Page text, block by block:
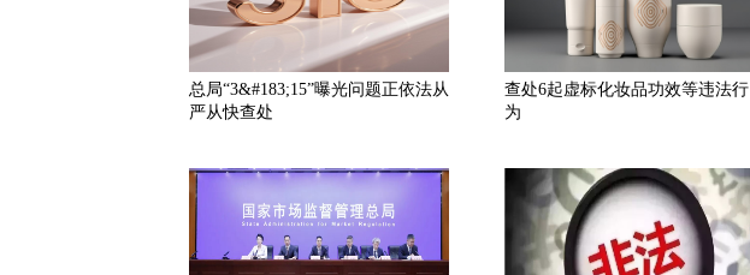
总局“3&#183;15”曝光问题正依法从
严从快查处
查处6起虚标化妆品功效等违法行
为